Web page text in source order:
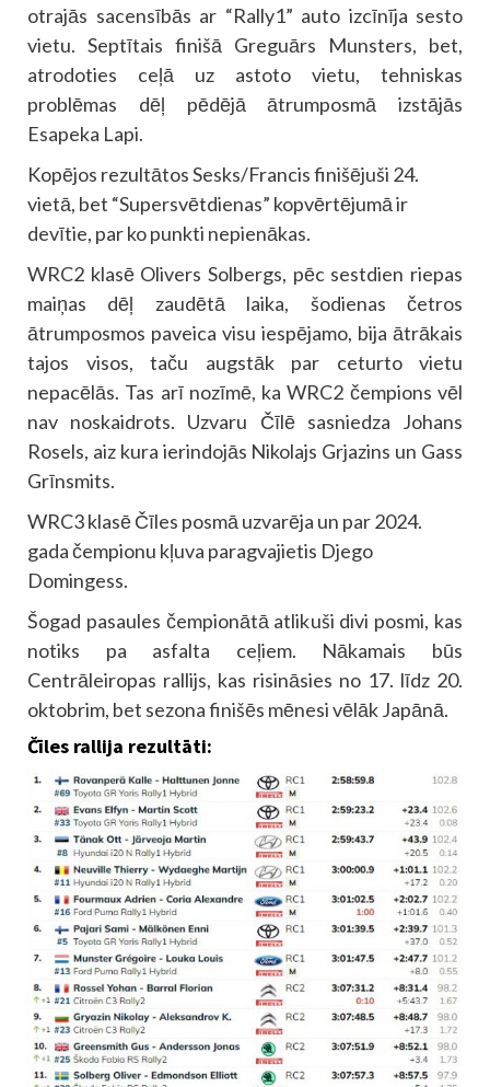
otrajās sacensībās ar “Rally1” auto izcīnīja sesto
vietu. Septītais finišā Greguārs Munsters, bet,
atrodoties ceļā uz astoto vietu, tehniskas
problēmas dēļ pēdējā ātrumposmā izstājās
Esapeka Lapi.
Kopējos rezultātos Sesks/Francis finišējuši 24.
vietā, bet “Supersvētdienas” kopvērtējumā ir
devītie, par ko punkti nepienākas.
WRC2 klasē Olivers Solbergs, pēc sestdien riepas
maiņas dēļ zaudētā laika, šodienas četros
ātrumposmos paveica visu iespējamo, bija ātrākais
tajos visos, taču augstāk par ceturto vietu
nepacēlās. Tas arī nozīmē, ka WRC2 čempions vēl
nav noskaidrots. Uzvaru Čīlē sasniedza Johans
Rosels, aiz kura ierindojās Nikolajs Grjazins un Gass
Grīnsmits.
WRC3 klasē Čīles posmā uzvarēja un par 2024.
gada čempionu kļuva paragvajietis Djego
Domingess.
Šogad pasaules čempionātā atlikuši divi posmi, kas
notiks pa asfalta ceļiem. Nākamais būs
Centrāleiropas rallijs, kas risināsies no 17. līdz 20.
oktobrim, bet sezona finišēs mēnesi vēlāk Japānā.
Čīles rallija rezultāti: